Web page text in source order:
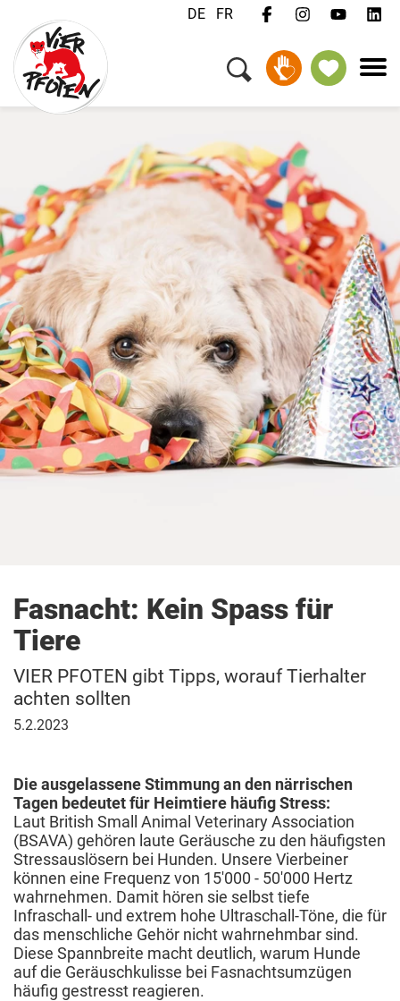
DE FR
Fasnacht: Kein Spass für
Tiere
VIER PFOTEN gibt Tipps, worauf Tierhalter
achten sollten
5.
5.2.2023
Die ausgelassene Stimmung an den närrischen
Tagen bedeutet für Heimtiere häufig Stress:
Laut British Small Animal Veterinary Association
(BSAVA) gehören laute Geräusche zu den häufigsten
Stressauslösern bei Hunden. Unsere Vierbeiner
können eine Frequenz von 15'000 - 50'000 Hertz
wahrnehmen. Damit hören sie selbst tiefe
Infraschall- und extrem hohe Ultraschall-Töne, die für
das menschliche Gehör nicht wahrnehmbar sind.
Diese Spannbreite macht deutlich, warum Hunde
auf die Geräuschkulisse bei Fasnachtsumzügen
häufig gestresst reagieren.